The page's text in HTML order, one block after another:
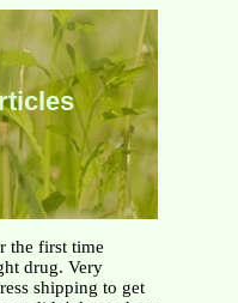
the first time
drug. Very
shipping to get